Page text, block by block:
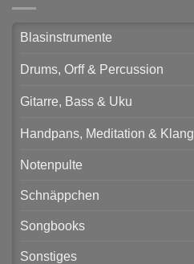
Blasinstrumente
Drums, Orff & Percussion
Gitarre, Bass & Uku
Handpans, Meditation & Klang
Notenpulte
Schnäppchen
Songbooks
Sonstiges